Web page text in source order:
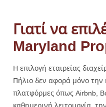
Γιατί να
Maryland
Η επιλογή εταιρείας
Πήλιο δεν αφορά μόνο
πλατφόρμες όπως Airbnb,
καθημερινή λειτουργία,